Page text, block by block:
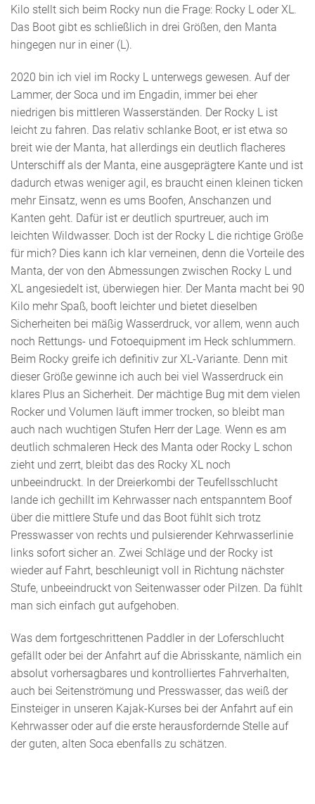
Kilo stellt sich beim Rocky nun die Frage: Rocky L oder XL.
Das Boot gibt es schließlich in drei Größen, den Manta
hingegen nur in einer (L).
2020 bin ich viel im Rocky L unterwegs gewesen. Auf der
Lammer, der Soca und im Engadin, immer bei eher
niedrigen bis mittleren Wasserständen. Der Rocky L ist
leicht zu fahren. Das relativ schlanke Boot, er ist etwa so
breit wie der Manta, hat allerdings ein deutlich flacheres
Unterschiff als der Manta, eine ausgeprägtere Kante und ist
dadurch etwas weniger agil, es braucht einen kleinen ticken
mehr Einsatz, wenn es ums Boofen, Anschanzen und
Kanten geht. Dafür ist er deutlich spurtreuer, auch im
leichten Wildwasser. Doch ist der Rocky L die richtige Größe
für mich? Dies kann ich klar verneinen, denn die Vorteile des
Manta, der von den Abmessungen zwischen Rocky L und
XL angesiedelt ist, überwiegen hier. Der Manta macht bei 90
Kilo mehr Spaß, booft leichter und bietet dieselben
Sicherheiten bei mäßig Wasserdruck, vor allem, wenn auch
noch Rettungs- und Fotoequipment im Heck schlummern.
Beim Rocky greife ich definitiv zur XL-Variante. Denn mit
dieser Größe gewinne ich auch bei viel Wasserdruck ein
klares Plus an Sicherheit. Der mächtige Bug mit dem vielen
Rocker und Volumen läuft immer trocken, so bleibt man
auch nach wuchtigen Stufen Herr der Lage. Wenn es am
deutlich schmaleren Heck des Manta oder Rocky L schon
zieht und zerrt, bleibt das des Rocky XL noch
unbeeindruckt. In der Dreierkombi der Teufellsschlucht
lande ich gechillt im Kehrwasser nach entspanntem Boof
über die mittlere Stufe und das Boot fühlt sich trotz
Presswasser von rechts und pulsierender Kehrwasserlinie
links sofort sicher an. Zwei Schläge und der Rocky ist
wieder auf Fahrt, beschleunigt voll in Richtung nächster
Stufe, unbeeindruckt von Seitenwasser oder Pilzen. Da fühlt
man sich einfach gut aufgehoben.
Was dem fortgeschrittenen Paddler in der Loferschlucht
gefällt oder bei der Anfahrt auf die Abrisskante, nämlich ein
absolut vorhersagbares und kontrolliertes Fahrverhalten,
auch bei Seitenströmung und Presswasser, das weiß der
Einsteiger in unseren Kajak-Kurses bei der Anfahrt auf ein
Kehrwasser oder auf die erste herausfordernde Stelle auf
der guten, alten Soca ebenfalls zu schätzen.